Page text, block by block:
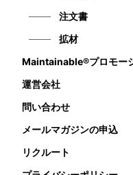
注文書
拡材
Maintainable®プロモー
運営会社
問い合わせ
メールマガジンの申込
リクルート